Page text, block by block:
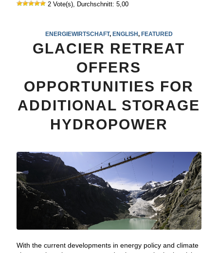
2 Vote(s), Durchschnitt: 5,00
ENERGIEWIRTSCHAFT, ENGLISH, FEATURED
GLACIER RETREAT
OFFERS
OPPORTUNITIES FOR
ADDITIONAL STORAGE
HYDROPOWER
With the current developments in energy policy and climate